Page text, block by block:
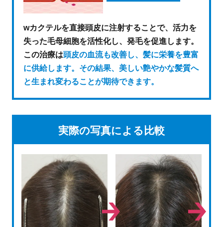
wカクテルを直接頭皮に注射することで、活力を
失った毛母細胞を活性化し、発毛を促進します。
この治療は頭皮の血流も改善し、髪に栄養を豊富
に供給します。その結果、美しい艶やかな髪質へ
と生まれ変わることが期待できます。
実際の写真による比較